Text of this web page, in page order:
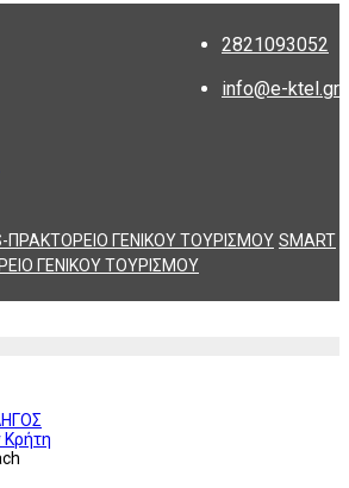
2821093052
info@e-ktel.gr
SMART
ΓΕΝΙΚΟΥ ΤΟΥΡΙΣΜΟΥ
Κρήτη